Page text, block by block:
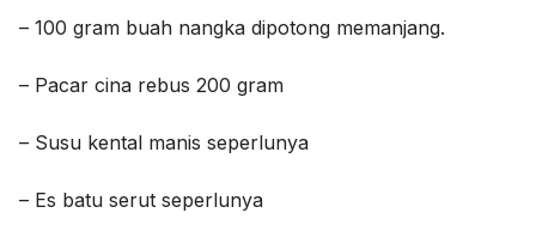
– 100 gram buah nangka dipotong memanjang.
– Pacar cina rebus 200 gram
– Susu kental manis seperlunya
– Es batu serut seperlunya